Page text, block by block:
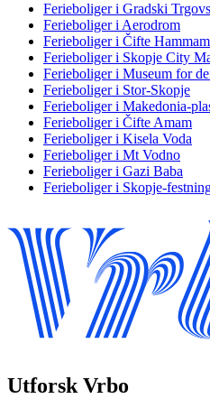
Ferieboliger i Gradski
Ferieboliger i Aerodrom
Ferieboliger i Čifte Hammam
Ferieboliger i Skopje City
Ferieboliger i Museum for
Ferieboliger i Stor-Skopje
Ferieboliger i Makedonia-
Ferieboliger i Čifte Amam
Ferieboliger i Kisela Voda
Ferieboliger i Mt Vodno
Ferieboliger i Gazi Baba
Ferieboliger i Skopje-
Utforsk Vrbo